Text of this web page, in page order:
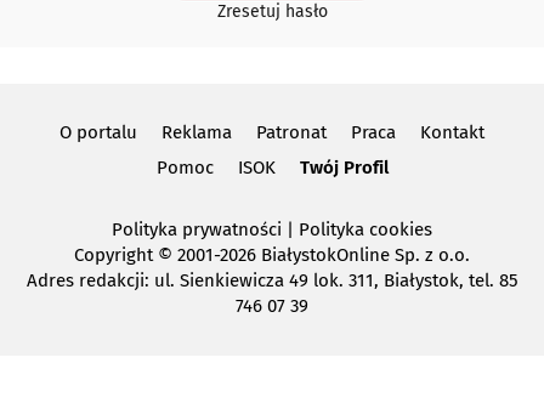
Zresetuj hasło
O portalu Reklama Patronat Praca
Kontakt
Pomoc
ISOK Twój Profil
Polityka prywatności
Polityka cookies
Copyright© 2001-2026 BiałystokOnline Sp. z o.o.
Adres redakcji: ul. Sienkiewicza 49 lok. 311, Białystok, tel. 85
746 07 39